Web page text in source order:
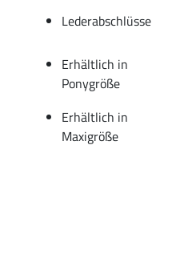
Lederabschlüsse
Erhältlich in
Ponygröße
Erhältlich in
Maxigröße